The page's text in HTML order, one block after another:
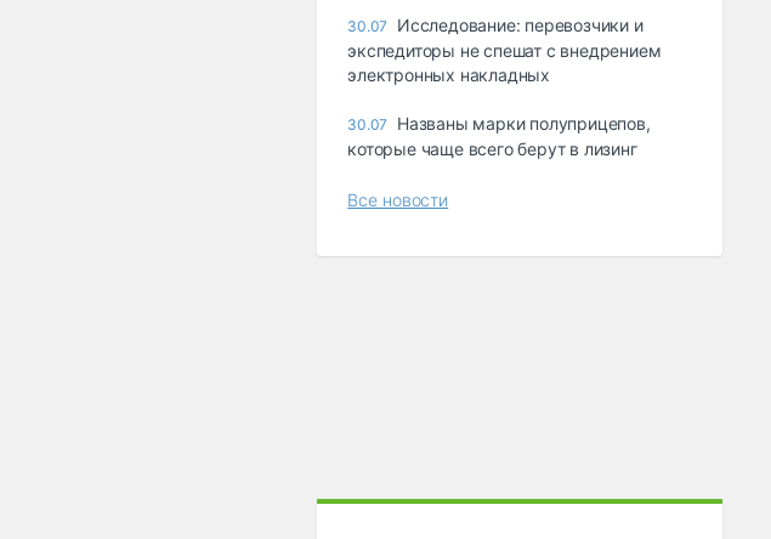
30.07
Исследование: перевозчики и
экспедиторы не спешат с внедрением
электронных накладных
30.07
Названы марки полуприцепов,
которые чаще всего берут в лизинг
Все новости